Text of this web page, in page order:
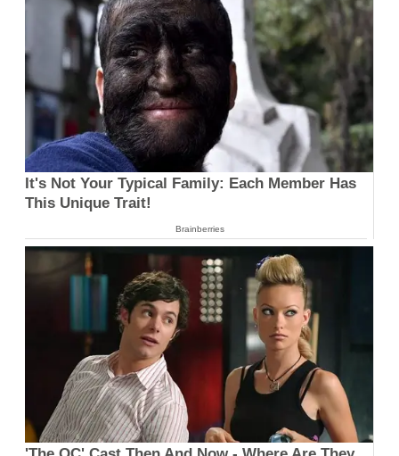
It's Not Your Typical Family: Each Member Has
This Unique Trait!
Brainberries